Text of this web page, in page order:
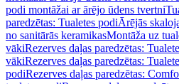
podi montāžai ar ārējo ūdens tvertni
paredzētas: Tualetes podiĀrējās
no sanitārās keramikasMontāža uz
vākiRezerves daļas paredzētas:
vākiRezerves daļas paredzētas:
podiRezerves daļas paredzētas: